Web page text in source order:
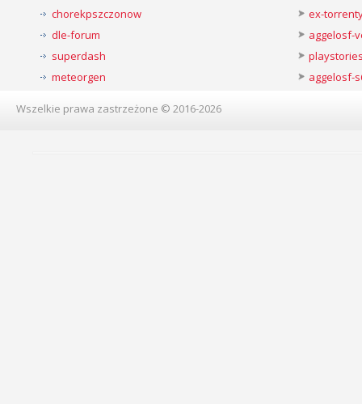
chorekpszczonow
dle-forum
superdash
meteorgen
ex-
aggelosf-
aggelosf-
Wszelkie prawa zastrzeżone © 2016-2026